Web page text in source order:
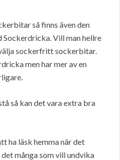
så finns även den
Sockerdricka. Vill man hellre
sockerfritt sockerbitar.
men har mer av en
så kan det vara extra bra
ha läsk hemma när det
många som vill undvika